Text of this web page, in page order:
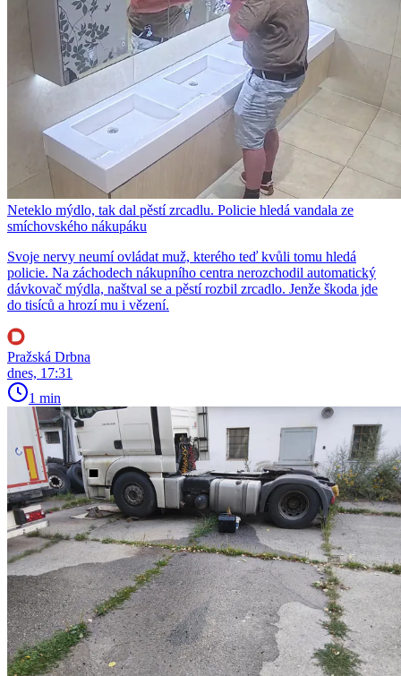
Neteklo mýdlo, tak dal pěstí zrcadlu. Policie hledá vandala ze
smíchovského nákupáku
Svoje nervy neumí ovládat muž, kterého teď kvůli tomu hledá
policie. Na záchodech nákupního centra nerozchodil automatický
dávkovač mýdla, naštval se a pěstí rozbil zrcadlo. Jenže škoda jde
do tisíců a hrozí mu i vězení.
Pražská Drbna
dnes, 17:31
1 min